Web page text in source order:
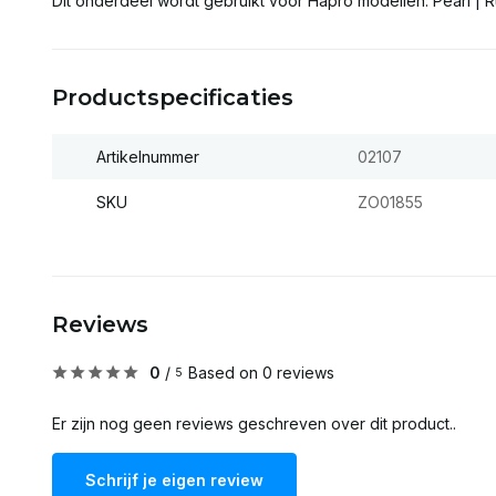
Productspecificaties
Artikelnummer 02107
SKU ZO01855
Reviews
0 / 5 Based on 0 reviews
Er zijn nog geen reviews geschreven over dit product..
Schrijf je eigen review